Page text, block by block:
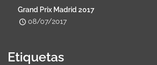
Grand Prix Madrid 2017
08/07/2017
Etiquetas